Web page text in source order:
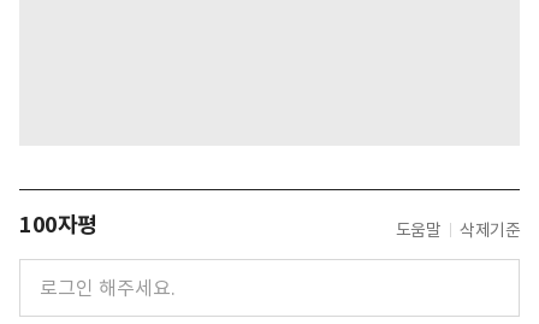
100자평 도움말 삭제기준